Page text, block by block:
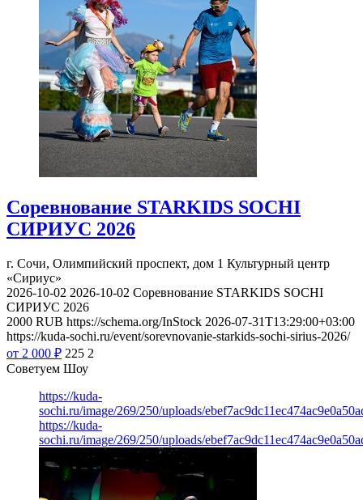
Соревнование STARKIDS SOCHI
СИРИУС 2026
г. Сочи, Олимпийский проспект, дом 1 Культурный центр
«Сириус»
2026-10-02 2026-10-02 Соревнование STARKIDS SOCHI
СИРИУС 2026
2000 RUB https://schema.org/InStock 2026-07-31T13:29:00+03:00
https://kuda-sochi.ru/event/sorevnovanie-starkids-sochi-sirius-2026/
от 2 000 ₽ 225 2
Советуем Шоу
https://kuda-
sochi.ru/image/269/250/uploads/
https://kuda-
sochi.ru/image/269/250/uploads/